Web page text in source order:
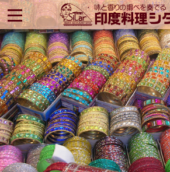
印
度
料
理
シ
タ
ー
ル
HOME
ア
ク
セ
ス